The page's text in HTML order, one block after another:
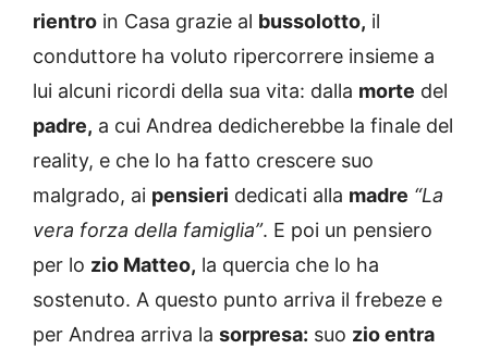
rientro in Casa grazie al bussolotto, il
conduttore ha voluto ripercorrere insieme a
lui alcuni ricordi della sua vita: dalla morte del
padre, a cui Andrea dedicherebbe la finale del
reality, e che lo ha fatto crescere suo
malgrado, ai pensieri dedicati alla madre “La
vera forza della famiglia”. E poi un pensiero
per lo zio Matteo, la quercia che lo ha
sostenuto. A questo punto arriva il frebeze e
per Andrea arriva la sorpresa: suo zio entra